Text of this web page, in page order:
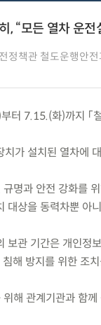
, “모든 열차 운전
정책관 철도운행안전
터 7.15.(화)까지 「
가 설치된 열차에
명과 안전 강화를
대상을 동력차뿐 아
보관 기간은 개인정
해 방지를 위한 조
해 관계기관과 함